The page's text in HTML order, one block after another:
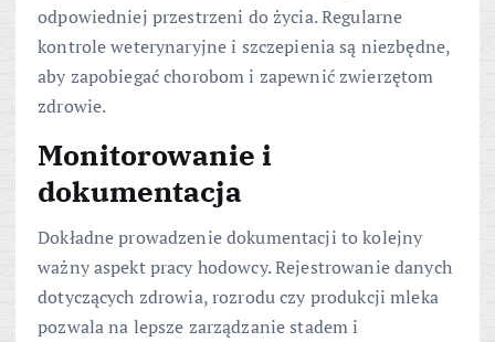
odpowiedniej przestrzeni do życia. Regularne
kontrole weterynaryjne i szczepienia są niezbędne,
aby zapobiegać chorobom i zapewnić zwierzętom
zdrowie.
Monitorowanie i
dokumentacja
Dokładne prowadzenie dokumentacji to kolejny
ważny aspekt pracy hodowcy. Rejestrowanie danych
dotyczących zdrowia, rozrodu czy produkcji mleka
pozwala na lepsze zarządzanie stadem i